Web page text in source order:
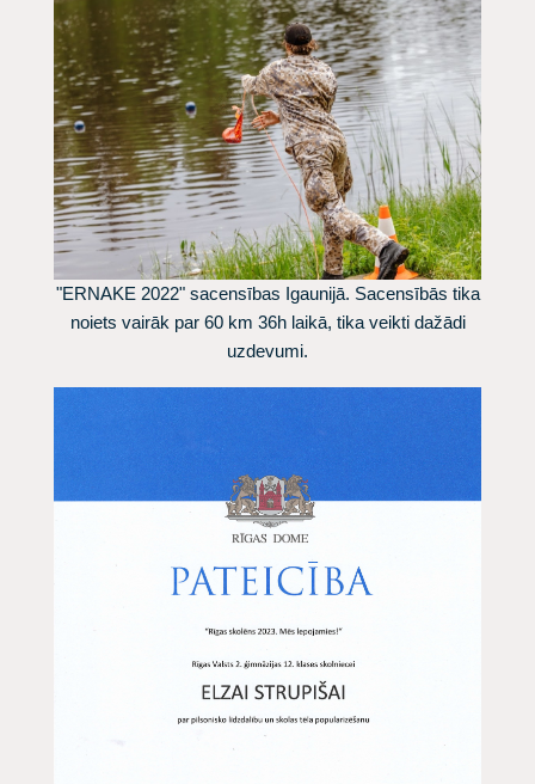
"ERNAKE 2022" sacensības Igaunijā. Sacensībās tika
noiets vairāk par 60 km 36h laikā, tika veikti dažādi
uzdevumi.